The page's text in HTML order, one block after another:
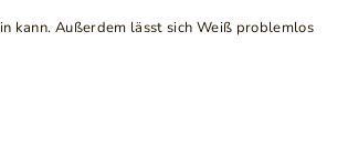
kann. Außerdem lässt sich Weiß problemlos